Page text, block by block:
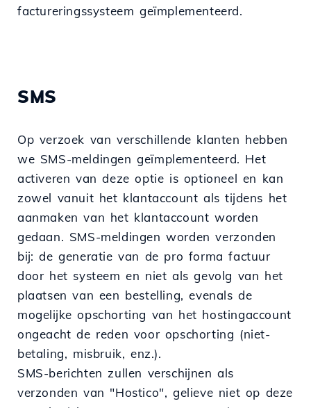
factureringssysteem geïmplementeerd.
SMS
Op verzoek van verschillende klanten hebben
we SMS-meldingen geïmplementeerd. Het
activeren van deze optie is optioneel en kan
zowel vanuit het klantaccount als tijdens het
aanmaken van het klantaccount worden
gedaan. SMS-meldingen worden verzonden
bij: de generatie van de pro forma factuur
door het systeem en niet als gevolg van het
plaatsen van een bestelling, evenals de
mogelijke opschorting van het hostingaccount
ongeacht de reden voor opschorting (niet-
betaling, misbruik, enz.).
SMS-berichten zullen verschijnen als
verzonden van "Hostico", gelieve niet op deze